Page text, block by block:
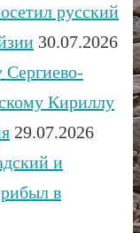
русский
30.07.2026
Сергиево-
Кириллу
29.07.2026
и
в